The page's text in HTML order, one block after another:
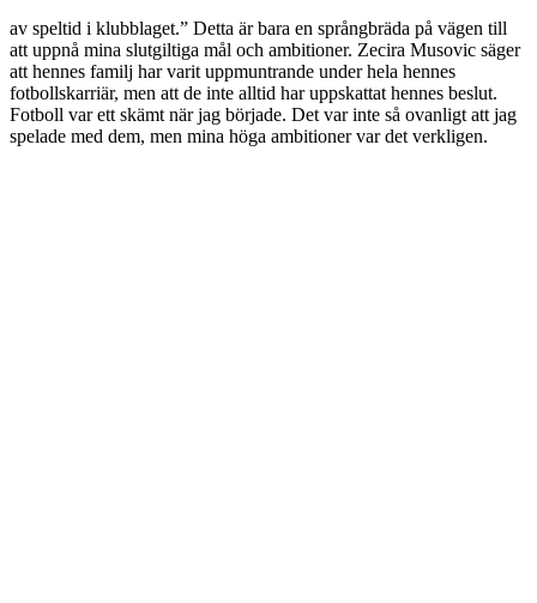
av speltid i klubblaget.” Detta är bara en språngbräda på vägen till
att uppnå mina slutgiltiga mål och ambitioner. Zecira Musovic säger
att hennes familj har varit uppmuntrande under hela hennes
fotbollskarriär, men att de inte alltid har uppskattat hennes beslut.
Fotboll var ett skämt när jag började. Det var inte så ovanligt att jag
spelade med dem, men mina höga ambitioner var det verkligen.